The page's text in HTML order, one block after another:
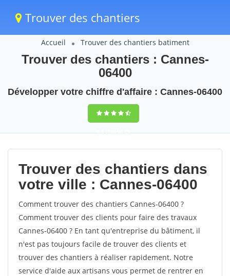
Trouver des chantiers
Accueil Trouver des chantiers batiment
Trouver des chantiers : Cannes-
06400
Développer votre chiffre d'affaire : Cannes-06400
9,5(100%)45
votes
Trouver des chantiers dans
votre ville : Cannes-06400
Comment trouver des chantiers Cannes-06400 ?
Comment trouver des clients pour faire des travaux
Cannes-06400 ? En tant qu'entreprise du bâtiment, il
n'est pas toujours facile de trouver des clients et
trouver des chantiers à réaliser rapidement. Notre
service d'aide aux artisans vous permet de rentrer en